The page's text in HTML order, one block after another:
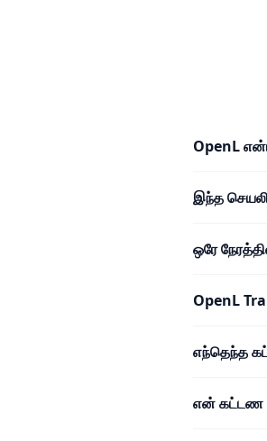
OpenL
இந்த
ஒரே
OpenL
எந்தெந்த
என் கட்டண